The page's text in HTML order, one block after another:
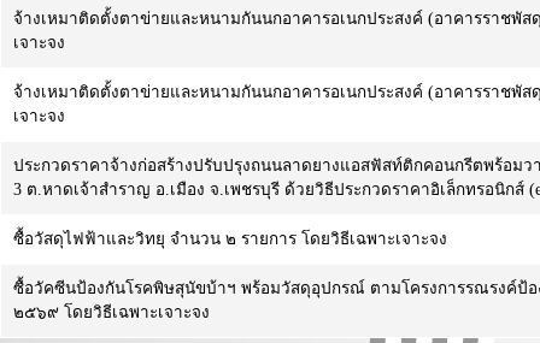
จ้างเหมาติดตั้งตาข่ายและหนามกันนกอาคารอเนกประสงค์ (อาคารราชพั
เจาะจง
จ้างเหมาติดตั้งตาข่ายและหนามกันนกอาคารอเนกประสงค์ (อาคารราชพั
เจาะจง
ประกวดราคาจ้างก่อสร้างปรับปรุงถนนลาดยางแอสฟัสท์ติกคอนกรีตพร้อม
3 ต.หาดเจ้าสำราญ อ.เมือง จ.เพชรบุรี ด้วยวิธีประกวดราคาอิเล็กทรอนิกส์
ซื้อวัสดุไฟฟ้าและวิทยุ จำนวน ๒ รายการ โดยวิธีเฉพาะเจาะจง
ซื้อวัคซีนป้องกันโรคพิษสุนัขบ้าฯ พร้อมวัสดุอุปกรณ์ ตามโครงการรณรงค์ป้
๒๕๖๙ โดยวิธีเฉพาะเจาะจง